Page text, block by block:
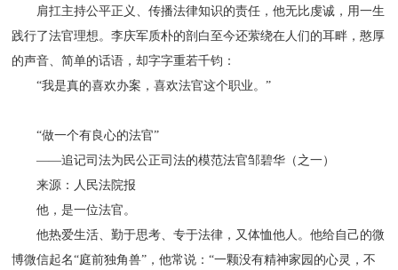
肩扛主持公平正义、传播法律知识的责任，他无比虔诚，用一生
践行了法官理想。李庆军质朴的剖白至今还萦绕在人们的耳畔，憨厚
的声音、简单的话语，却字字重若千钧：
“我是真的喜欢办案，喜欢法官这个职业。”
“做一个有良心的法官”
——追记司法为民公正司法的模范法官邹碧华（之一）
来源：人民法院报
他，是一位法官。
他热爱生活、勤于思考、专于法律，又体恤他人。他给自己的微
博微信起名“庭前独角兽”，他常说：“一颗没有精神家园的心灵，不